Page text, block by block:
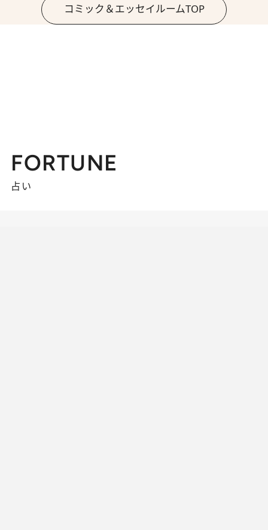
コミック＆エッセイルームTOP
FORTUNE
占い